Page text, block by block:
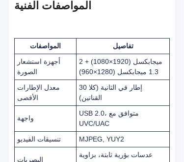
المواصفات الفنية
المواصفات
تفاصيل
أجهزة استشعار
الصورة
2 ميجابكسل (1920×1080) +
1.3 ميجابكسل (1280×960)
معدل الإطارات
الأقصى
30 إطار في الثانية (كلا
القناتين)
واجهة
USB 2.0، متوافق مع
UVC/UAC
تنسيقات الفيديو
MJPEG, YUY2
البصريات
عدسات بؤرية ثابتة، بزاوية